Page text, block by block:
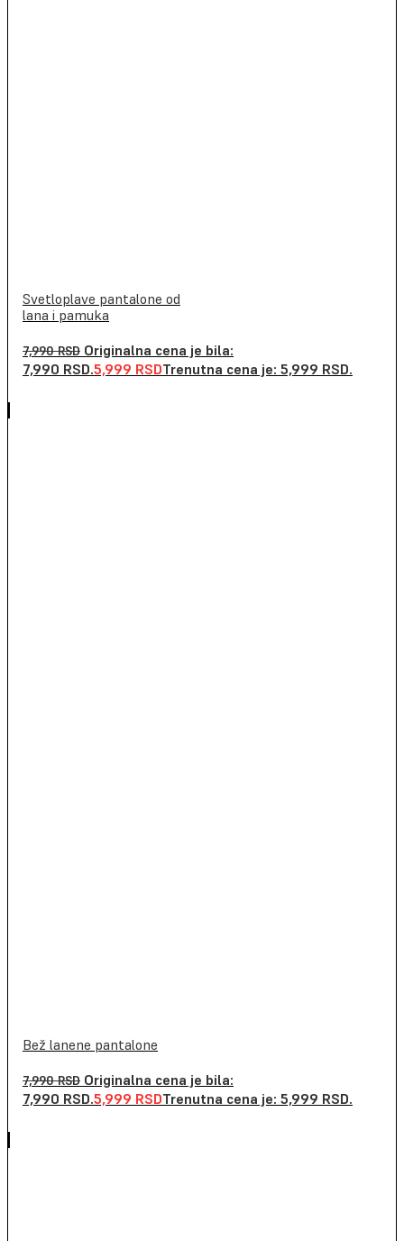
Svetloplave pantalone od
lana i pamuka
7,990RSD Originalna cena je bila:
7,990 RSD.5,999 RSDTrenutna cena je: 5,999 RSD.
Bež lanene pantalone
7,990RSD Originalna cena je bila:
7,990 RSD.5,999 RSDTrenutna cena je: 5,999 RSD.